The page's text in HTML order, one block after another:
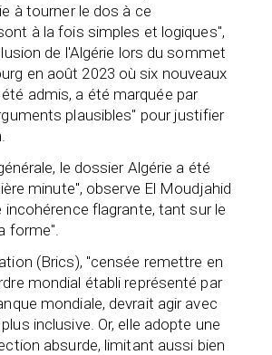
à tourner le dos à ce
à la fois simples et logiques",
de l'Algérie lors du sommet
en août 2023 où six nouveaux
admis, a été marquée par
plausibles" pour justifier
le dossier Algérie a été
minute", observe El Moudjahid
incohérence flagrante, tant sur le
forme".
(Brics), "censée remettre en
mondial établi représenté par
mondiale, devrait agir avec
inclusive. Or, elle adopte une
absurde, limitant aussi bien